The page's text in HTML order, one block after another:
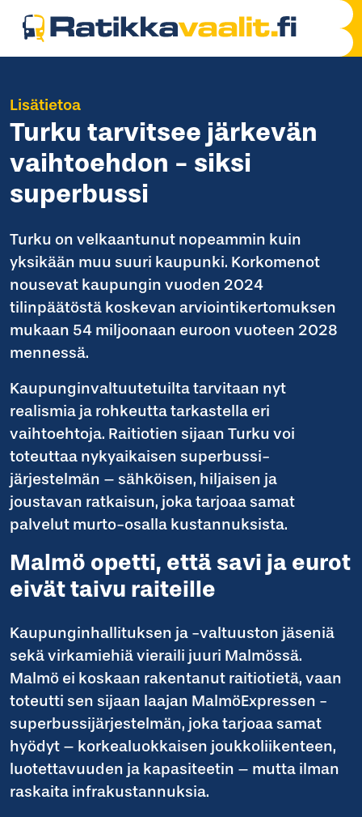
Lisätietoa
Turku tarvitsee järkevän
vaihtoehdon - siksi
superbussi
Turku on velkaantunut nopeammin kuin
yksikään muu suuri kaupunki. Korkomenot
nousevat kaupungin vuoden 2024
tilinpäätöstä koskevan arviointikertomuksen
mukaan 54 miljoonaan euroon vuoteen 2028
mennessä.
Kaupunginvaltuutetuilta tarvitaan nyt
realismia ja rohkeutta tarkastella eri
vaihtoehtoja. Raitiotien sijaan Turku voi
toteuttaa nykyaikaisen superbussi-
järjestelmän – sähköisen, hiljaisen ja
joustavan ratkaisun, joka tarjoaa samat
palvelut murto-osalla kustannuksista.
Malmö opetti, että savi ja eurot
eivät taivu raiteille
Kaupunginhallituksen ja -valtuuston jäseniä
sekä virkamiehiä vieraili juuri Malmössä.
Malmö ei koskaan rakentanut raitiotietä, vaan
toteutti sen sijaan laajan MalmöExpressen -
superbussijärjestelmän, joka tarjoaa samat
hyödyt – korkealuokkaisen joukkoliikenteen,
luotettavuuden ja kapasiteetin – mutta ilman
raskaita infrakustannuksia.